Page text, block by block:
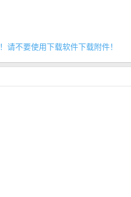
！请不要使用下载软件下载附件！